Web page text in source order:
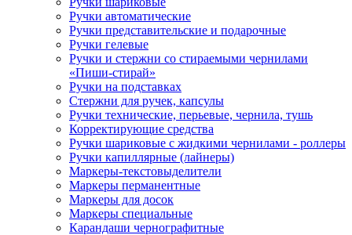
Ручки автоматические
Ручки представительские и подарочные
Ручки гелевые
Ручки и стержни со стираемыми чернилами
«Пиши-стирай»
Ручки на подставках
Стержни для ручек, капсулы
Ручки технические, перьевые, чернила, тушь
Корректирующие средства
Ручки шариковые с жидкими чернилами - роллеры
Ручки капиллярные (лайнеры)
Маркеры-текстовыделители
Маркеры перманентные
Маркеры для досок
Маркеры специальные
Карандаши чернографитные